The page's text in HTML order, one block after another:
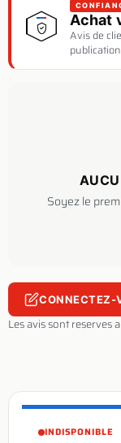
Achat
Avis de
Soyez le
CONNECTEZ-
Les avis sont reserves
INDISPONIBLE